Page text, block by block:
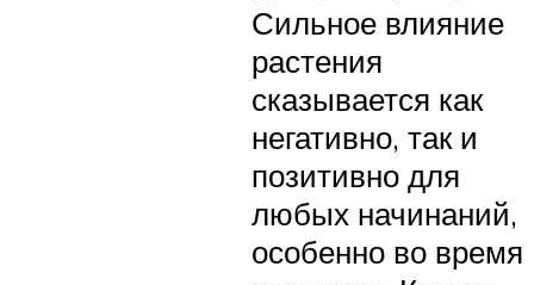
Сильное влияние
растения
сказывается как
негативно, так и
позитивно для
любых начинаний,
особенно во время